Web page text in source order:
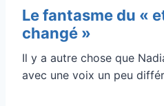
Le fantasme du «
changé »
Il y a autre chose que
avec une voix un peu